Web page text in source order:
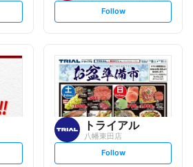
s
t
o
w
Follow
トライアル
八幡東田店
s
Follow